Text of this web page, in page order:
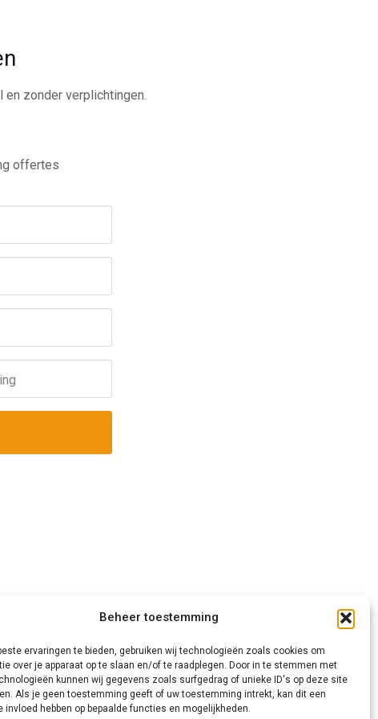
Beheer toestemming
ervaringen te bieden, gebruiken wij technologieën zoals cookies om
over je apparaat op te slaan en/of te raadplegen. Door in te stemmen met
kunnen wij gegevens zoals surfgedrag of unieke ID's op deze site
Als je geen toestemming geeft of uw toestemming intrekt, kan dit een
invloed hebben op bepaalde functies en mogelijkheden.
zonder verplichtingen.
offertes